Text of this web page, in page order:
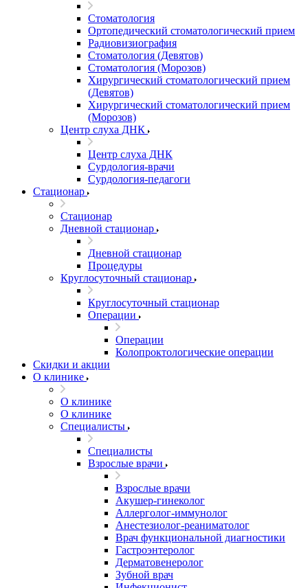
Стоматология
Ортопедический стоматологический прием
Радиовизиография
Стоматология (Девятов)
Стоматология (Морозов)
Хирургический стоматологический прием
(Девятов)
Хирургический стоматологический прием
(Морозов)
Центр слуха ДНК
Центр слуха ДНК
Сурдология-врачи
Сурдология-педагоги
Стационар
Стационар
Дневной стационар
Дневной стационар
Процедуры
Круглосуточный стационар
Круглосуточный стационар
Операции
Операции
Колопроктологические операции
Скидки и акции
О клинике
О клинике
О клинике
Специалисты
Специалисты
Взрослые врачи
Взрослые врачи
Акушер-гинеколог
Аллерголог-иммунолог
Анестезиолог-реаниматолог
Врач функциональной диагностики
Гастроэнтеролог
Дерматовенеролог
Зубной врач